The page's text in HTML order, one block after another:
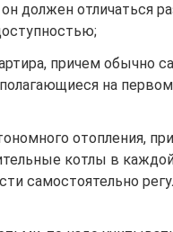
должен отличаться
причем обычно
на
отопления,
котлы в
самостоятельно